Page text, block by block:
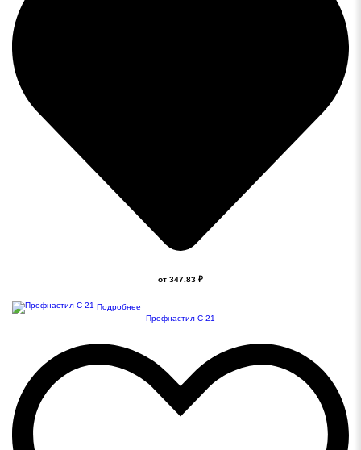
от 347.83 ₽
Подробнее
Профнастил С-21